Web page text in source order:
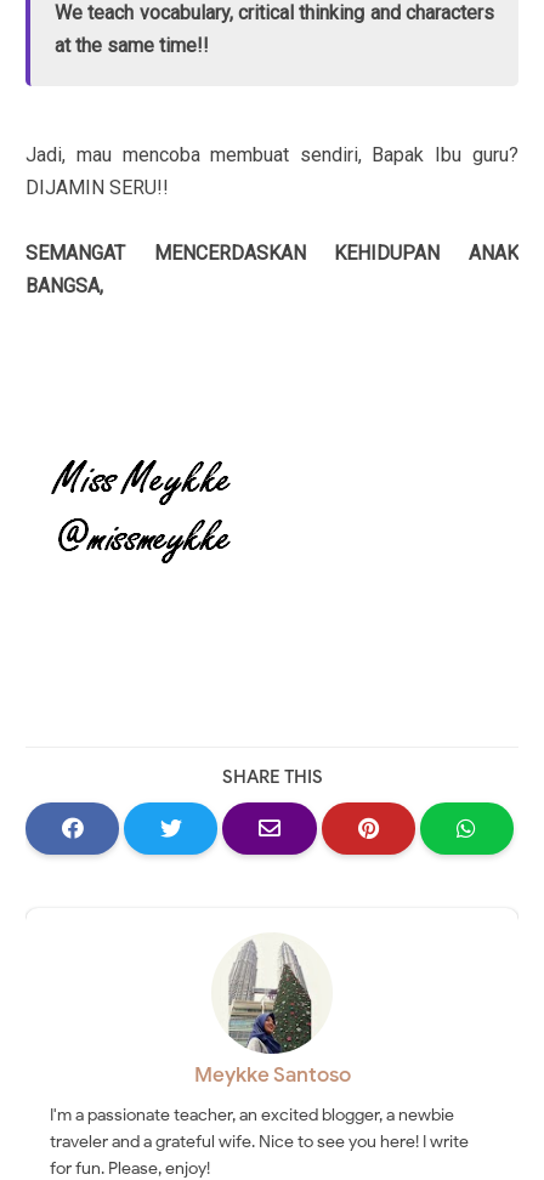
We teach vocabulary, critical thinking and characters
at the same time!!
Jadi, mau mencoba membuat sendiri, Bapak Ibu guru?
DIJAMIN SERU!!
SEMANGAT MENCERDASKAN KEHIDUPAN ANAK
BANGSA,
SHARE THIS
Meykke Santoso
I'm a passionate teacher, an excited blogger, a newbie
traveler and a grateful wife. Nice to see you here! I write
for fun. Please, enjoy!